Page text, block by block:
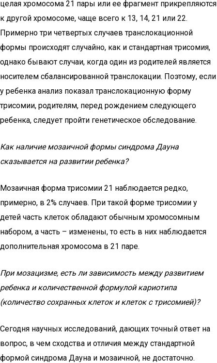
целая хромосома 21 пары или ее фрагмент прикрепляются
к другой хромосоме, чаще всего к 13, 14, 21 или 22.
Примерно три четвертых случаев транслокационной
формы происходят случайно, как и стандартная трисомия,
однако бывают случаи, когда один из родителей является
носителем сбалансированной транслокации. Поэтому, если
у ребенка анализ показал транслокационную форму
трисомии, родителям, перед рождением следующего
ребенка, следует пройти генетическое обследование.
Как наличие мозаичной формы синдрома Дауна
сказывается на развитии ребенка?
Мозаичная форма трисомии 21 наблюдается редко,
примерно, в 2% случаев. При такой форме трисомии у
детей часть клеток обладают обычным хромосомным
набором, а часть – изменены, то есть в них наблюдается
дополнительная хромосома в 21 паре.
При мозацизме, есть ли зависимость между развитием
ребенка и количественной формулой кариотипа
(количество сохранных клеток и клеток с трисомией)?
Сегодня научных исследований, дающих точный ответ на
вопрос, в чем сходства и отличия между стандартной
формой синдрома Дауна и мозаичной, не достаточно.